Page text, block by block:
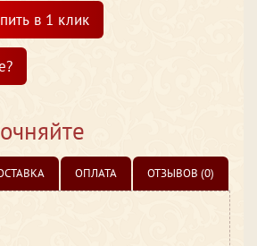
в 1 клик
ОПЛАТА ОТЗЫВОВ (0)